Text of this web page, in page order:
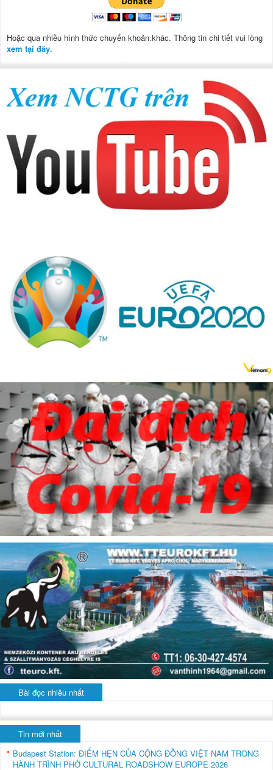
Hoặc qua nhiều hình thức chuyển khoản.khác. Thông tin chi tiết vui lòng
xem tại đây.
Bài đọc nhiều nhất
Tin mới nhất
Budapest Station: ĐIỂM HẸN CỦA CỘNG ĐỒNG VIỆT NAM TRONG
HÀNH TRÌNH PHỞ CULTURAL ROADSHOW EUROPE 2026